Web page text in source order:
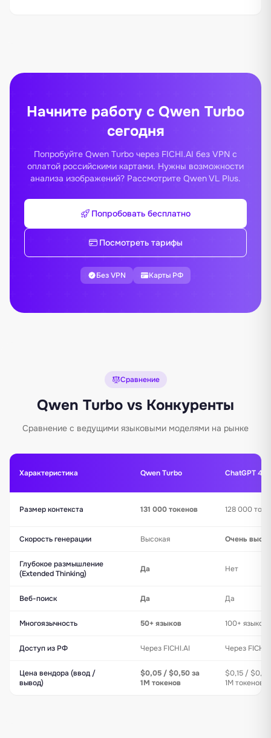
Начните работу с Qwen Turbo
сегодня
Попробуйте Qwen Turbo через FICHI.AI без VPN с
оплатой российскими картами. Нужны возможности
анализа изображений? Рассмотрите Qwen VL Plus.
Попробовать бесплатно
Посмотреть тарифы
Без VPN Карты РФ
Сравнение
Qwen Turbo vs Конкуренты
Сравнение с ведущими языковыми моделями на рынке
Характеристика Qwen Turbo ChatGPT 4o
Размер контекста 131 000 токенов 128 000
Скорость генерации Высокая Очень
Глубокое размышление
(Extended Thinking)
Да Нет
Веб-поиск Да Да
Многоязычность 50+ языков 100+ языков
Доступ из РФ Через FICHI.AI Через
Цена вендора (ввод /
вывод)
$0,05 / $0,50 за
1M токенов
$0,15 /
1M токенов